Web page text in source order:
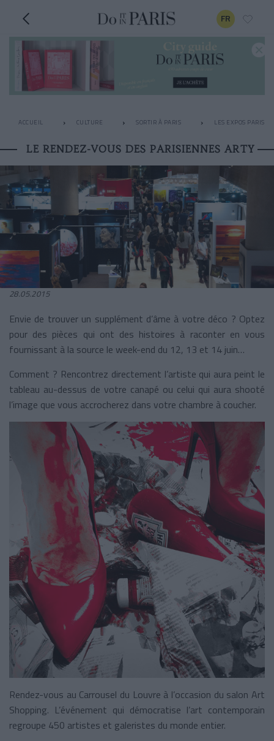
FR
ACCUEIL CULTURE SORTIR À PARIS LES EXPOS
LE RENDEZ-VOUS DES PARISIENNES ARTY
28.05.2015
Envie de trouver un supplément d’âme à votre déco ? Optez
pour des pièces qui ont des histoires à raconter en vous
fournissant à la source le week-end du 12, 13 et 14 juin…
Comment ? Rencontrez directement l’artiste qui aura peint le
tableau au-dessus de votre canapé ou celui qui aura shooté
l’image que vous accrocherez dans votre chambre à coucher.
Rendez-vous au Carrousel du Louvre à l’occasion du salon Art
Shopping. L’événement qui démocratise l’art contemporain
regroupe 450 artistes et galeristes du monde entier.